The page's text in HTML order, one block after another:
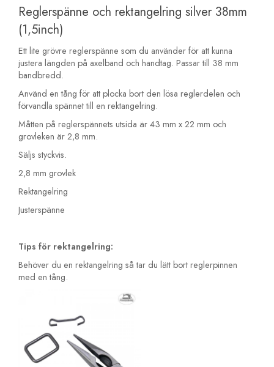
Reglerspänne och rektangelring silver 38mm
(1,5inch)
Ett lite grövre reglerspänne som du använder för att kunna
justera längden på axelband och handtag. Passar till 38 mm
bandbredd.
Använd en tång för att plocka bort den lösa reglerdelen och
förvandla spännet till en rektangelring.
Måtten på reglerspännets utsida är 43 mm x 22 mm och
grovleken är 2,8 mm.
Säljs styckvis.
2,8 mm grovlek
Rektangelring
Justerspänne
Tips för rektangelring:
Behöver du en rektangelring så tar du lätt bort reglerpinnen
med en tång.